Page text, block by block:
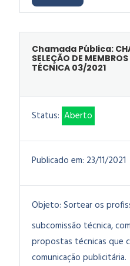
Chamada Pública:
SELEÇÃO DE
TÉCNICA 03/2021
Status: Aberto
Publicado em: 23/11/2021
Objeto: Sortear os
subcomissão técnica,
propostas técnicas que
comunicação